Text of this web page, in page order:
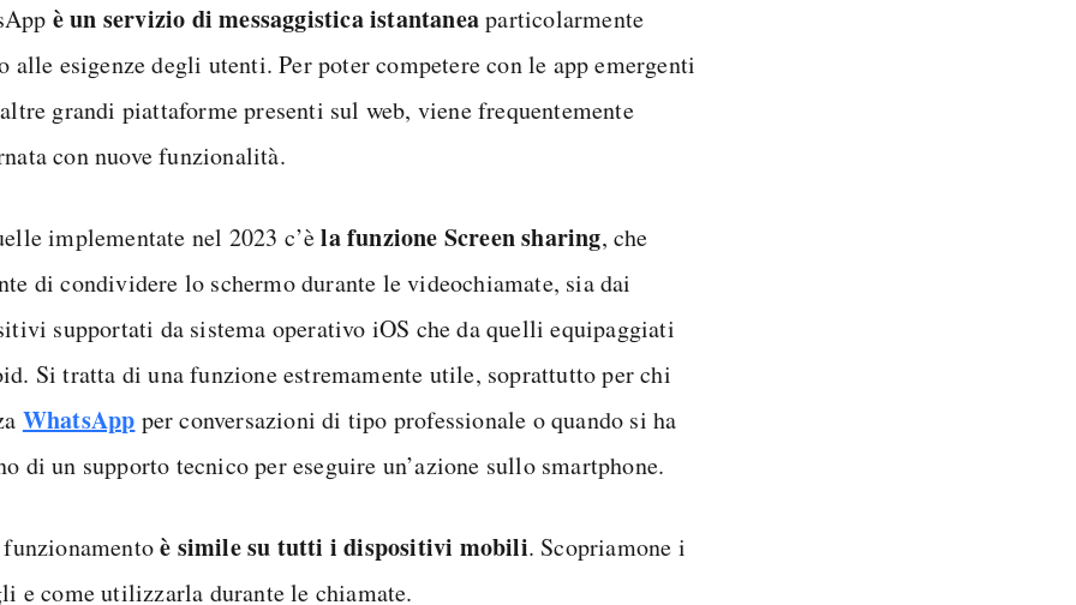
è un servizio di messaggistica istantaneaparticolarmente
alle esigenze degli utenti. Per poter competere con le app emergenti
grandi piattaforme presenti sul web, viene frequentemente
con nuove funzionalità.
implementate nel 2023 c’èla funzione Screen sharing, che
di condividere lo schermo durante le videochiamate, sia dai
supportati da sistema operativo iOS che da quelli equipaggiati
Si tratta di una funzione estremamente utile, soprattutto per chi
WhatsApp per conversazioni di tipo professionale o quando si ha
di un supporto tecnico per eseguire un’azione sullo smartphone.
è simile su tutti i dispositivi mobili. Scopriamone i
e come utilizzarla durante le chiamate.